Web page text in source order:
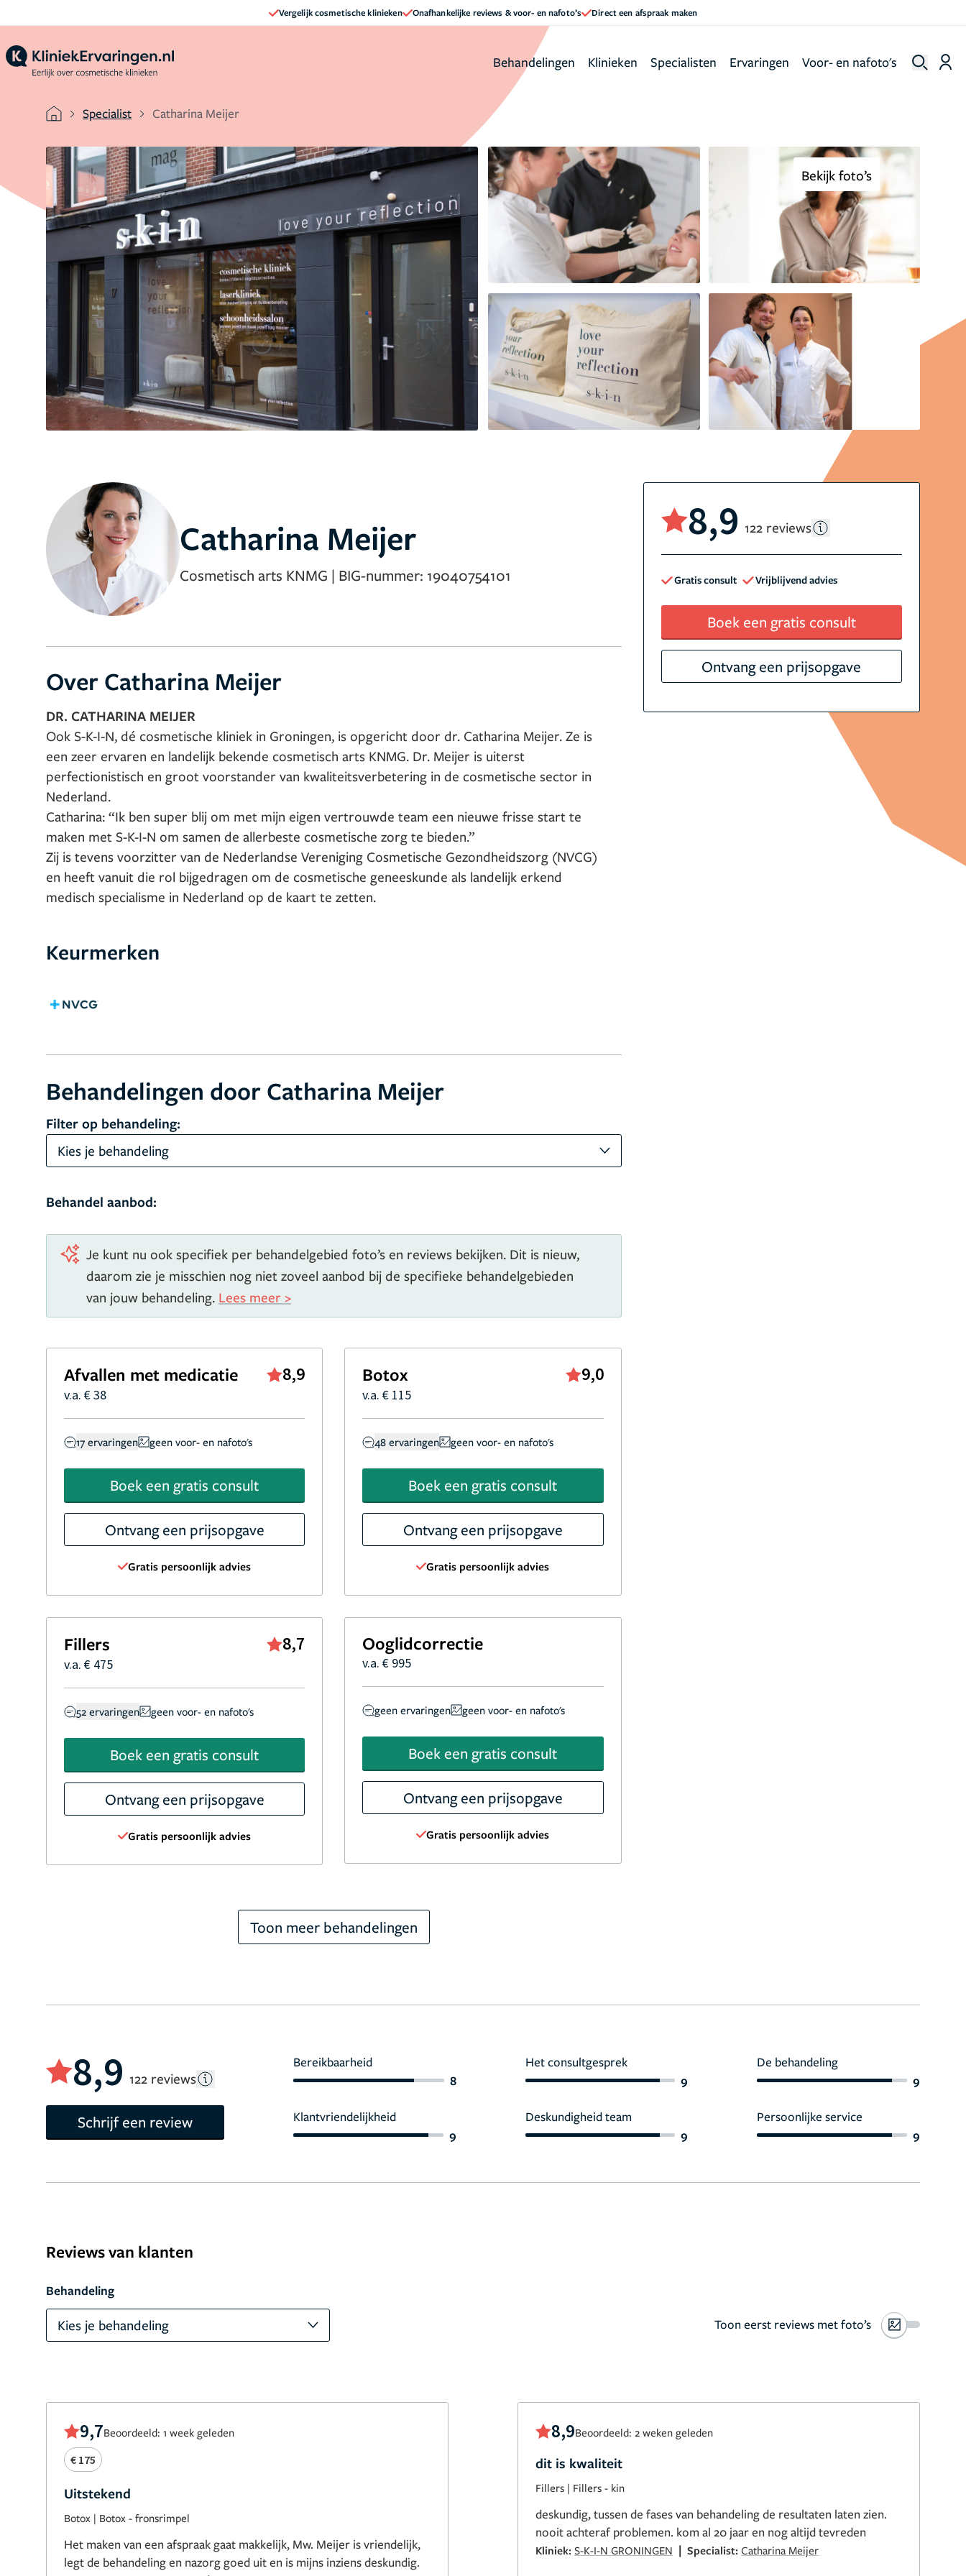
Vergelijk cosmetische klinieken Onafhankelijke reviews & voor- en nafoto’s Direct een afspraak maken
Behandelingen Klinieken Specialisten Ervaringen Voor- en nafoto's
Specialist Catharina Meijer
Bekijk foto’s
Catharina Meijer
Cosmetisch arts KNMG | BIG-nummer: 19040754101
8,9 122 reviews
Gratis consult Vrijblijvend advies
Boek een gratis consult
Ontvang een prijsopgave
Over Catharina Meijer
DR. CATHARINA MEIJER
Ook S-K-I-N, dé cosmetische kliniek in Groningen, is opgericht door dr. Catharina Meijer. Ze is
een zeer ervaren en landelijk bekende cosmetisch arts KNMG. Dr. Meijer is uiterst
perfectionistisch en groot voorstander van kwaliteitsverbetering in de cosmetische sector in
Nederland.
Catharina: “Ik ben super blij om met mijn eigen vertrouwde team een nieuwe frisse start te
maken met S-K-I-N om samen de allerbeste cosmetische zorg te bieden.”
Zij is tevens voorzitter van de Nederlandse Vereniging Cosmetische Gezondheidszorg (NVCG)
en heeft vanuit die rol bijgedragen om de cosmetische geneeskunde als landelijk erkend
medisch specialisme in Nederland op de kaart te zetten.
Keurmerken
Behandelingen door Catharina Meijer
Filter op behandeling:
Kies je behandeling
Behandel aanbod:
Je kunt nu ook specifiek per behandelgebied foto’s en reviews bekijken. Dit is nieuw,
daarom zie je misschien nog niet zoveel aanbod bij de specifieke behandelgebieden
van jouw behandeling. Lees meer >
Afvallen met medicatie 8,9
v.a. € 38
17 ervaringen geen voor- en nafoto's
Boek een gratis consult
Ontvang een prijsopgave
Gratis persoonlijk advies
Botox 9,0
v.a. € 115
48 ervaringen geen voor- en nafoto's
Boek een gratis consult
Ontvang een prijsopgave
Gratis persoonlijk advies
Fillers 8,7
v.a. € 475
52 ervaringen geen voor- en nafoto's
Boek een gratis consult
Ontvang een prijsopgave
Gratis persoonlijk advies
Ooglidcorrectie
v.a. € 995
geen ervaringen geen voor- en nafoto's
Boek een gratis consult
Ontvang een prijsopgave
Gratis persoonlijk advies
Toon meer behandelingen
8,9 122 reviews
Schrijf een review
Bereikbaarheid
8
Klantvriendelijkheid
9
Het consultgesprek
9
Deskundigheid team
9
De behandeling
9
Persoonlijke service
9
Reviews van klanten
Behandeling
Kies je behandeling Toon eerst reviews met foto’s
9,7Beoordeeld: 1 week geleden
€ 175
Uitstekend
Botox | Botox - fronsrimpel
Het maken van een afspraak gaat makkelijk, Mw. Meijer is vriendelijk,
legt de behandeling en nazorg goed uit en is mijns inziens deskundig.
8,9Beoordeeld: 2 weken geleden
dit is kwaliteit
Fillers | Fillers - kin
deskundig, tussen de fases van behandeling de resultaten laten zien.
nooit achteraf problemen. kom al 20 jaar en nog altijd tevreden
Kliniek: S-K-I-N GRONINGEN | Specialist: Catharina Meijer